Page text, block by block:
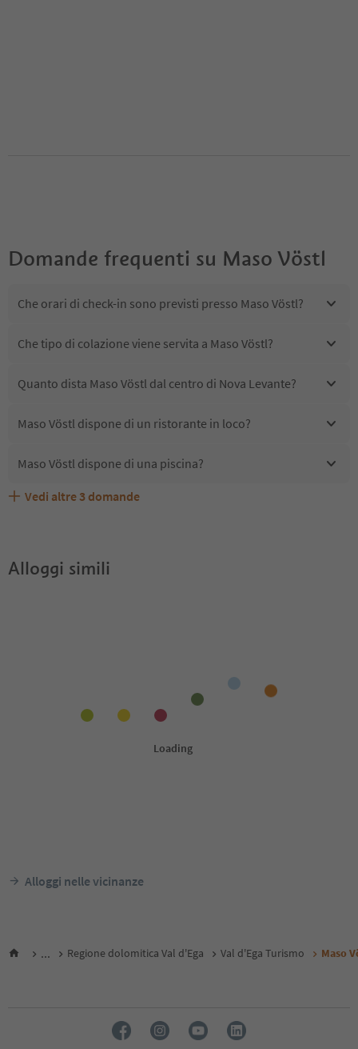
Domande frequenti su Maso Vöstl
Che orari di check-in sono previsti presso Maso Vöstl?
Che tipo di colazione viene servita a Maso Vöstl?
Quanto dista Maso Vöstl dal centro di Nova Levante?
Maso Vöstl dispone di un ristorante in loco?
Maso Vöstl dispone di una piscina?
Maso Vöstl accetta animali domestici?
Quali servizi/attività sono disponibili presso Maso Vöstl?
Gli ospiti di Maso Vöstl ricevono l'Alto Adige Guest Pass?
Vedi altre 3 domande
Alloggi simili
Alloggi nelle vicinanze
... Regione dolomitica Val d'Ega Val d'Ega Turismo Maso